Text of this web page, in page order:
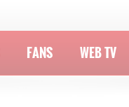
FANS WEB TV